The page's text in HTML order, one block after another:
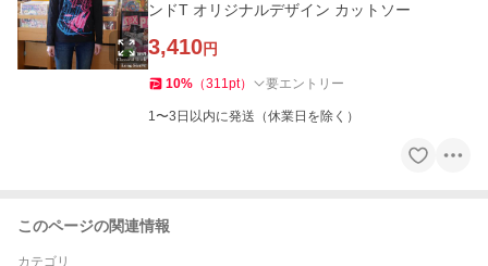
ンドT オリジナルデザイン カットソー
3,410円
10% （311pt） 要エントリー
1〜3日以内に発送（休業日を除く）
このページの関連情報
カテゴリ